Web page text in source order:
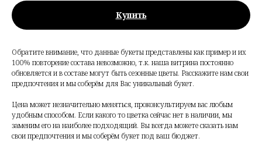
Купить
Обратите внимание, что данные букеты представлены как пример и их
100% повторение состава невозможно, т.к. наша витрина постоянно
обновляется и в составе могут быть сезонные цветы. Расскажите нам свои
предпочтения и мы соберём для Вас уникальный букет.
Цена может незначительно меняться, проконсультируем вас любым
удобным способом. Если какого то цветка сейчас нет в наличии, мы
заменим его на наиболее подходящий. Вы всегда можете сказать нам
свои предпочтения и мы соберём букет под ваш бюджет.